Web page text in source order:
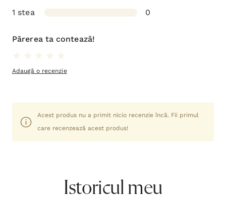
1 stea
0
Părerea ta contează!
Adaugă o recenzie
Acest produs nu a primit nicio recenzie încă. Fii primul
care recenzează acest produs!
Istoricul meu